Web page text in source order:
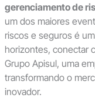
gerenciamento de
um dos maiores
riscos e seguros é
horizontes, conectar
Grupo Apisul, uma
transformando o
inovador.